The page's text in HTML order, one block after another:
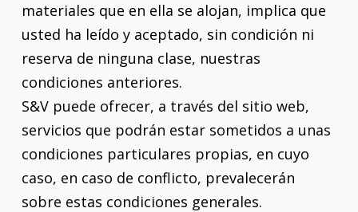
materiales que en ella se alojan, implica que
usted ha leído y aceptado, sin condición ni
reserva de ninguna clase, nuestras
condiciones anteriores.
S&V puede ofrecer, a través del sitio web,
servicios que podrán estar sometidos a unas
condiciones particulares propias, en cuyo
caso, en caso de conflicto, prevalecerán
sobre estas condiciones generales.